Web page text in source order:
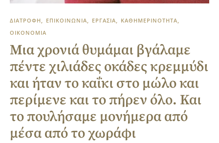
ΔΙΑΤΡΟΦΗ ΕΠΙΚΟΙΝΩΝΙΑ ΕΡΓΑΣΙΑ
ΚΑΘΗΜΕΡΙΝΟΤΗΤΑ
ΟΙΚΟΝΟΜΙΑ
Μια χρονιά θυμάμαι βγάλαμε
πέντε χιλιάδες οκάδες κρεμμύδι
και ήταν το καΐκι στο μώλο και
περίμενε και το πήρεν όλο. Και
το πουλήσαμε μονήμερα από
μέσα από το χωράφι